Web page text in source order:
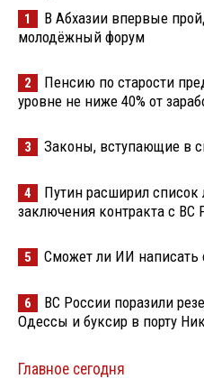
1
В Абхазии впервые
молодёжный форум
2
Пенсию по старости
уровне не ниже 40% от
3 Законы, вступающие в
4
Путин расширил
заключения контракта с ВС
5 Сможет ли ИИ написать
6
ВС России поразили
Одессы и буксир в порту
Главное сегодня